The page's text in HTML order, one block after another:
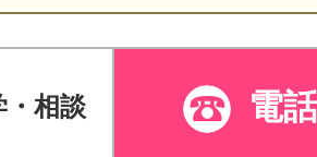
・相談 電